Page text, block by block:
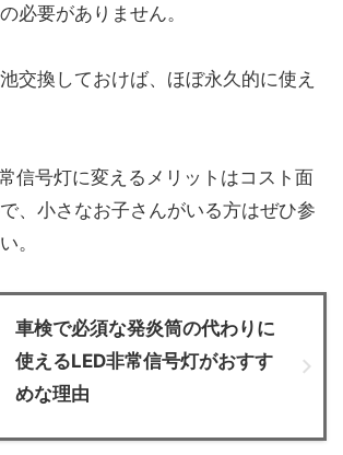
必要がありません。
交換しておけば、ほぼ永久的に使え
信号灯に変えるメリットはコスト面
、小さなお子さんがいる方はぜひ参
。
車検で必須な発炎筒の代わりに
使えるLED非常信号灯がおすす
めな理由